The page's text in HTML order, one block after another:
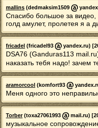
mallins (dedmaksim1509
Спасибо большое за видео,
голд амулет, пролетея я а
fricadel (fricadel93 yandex.ru)
DSA76 (Ganduras113
наказать тебя надо! зачем
aramorcool (komfort93
Меня одного это
Torber(toxa27061993 mail.ru)
музыкальное